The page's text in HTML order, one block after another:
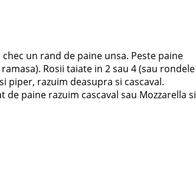
un rand de paine unsa. Peste paine
Rosii taiate in 2 sau 4 (sau rondele
piper, razuim deasupra si cascaval.
paine razuim cascaval sau Mozzarella si